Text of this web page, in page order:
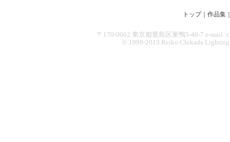
トップ｜ 作品集
〒170-0002 東京都豊島区巣鴨5-40-7 e-mail:
© 1999-2013 Reiko Chikada Lighting